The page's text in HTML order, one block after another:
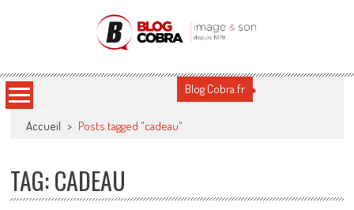
Blog Cobra
Blog Cobra.fr
Accueil > Posts tagged "cadeau"
TAG: CADEAU